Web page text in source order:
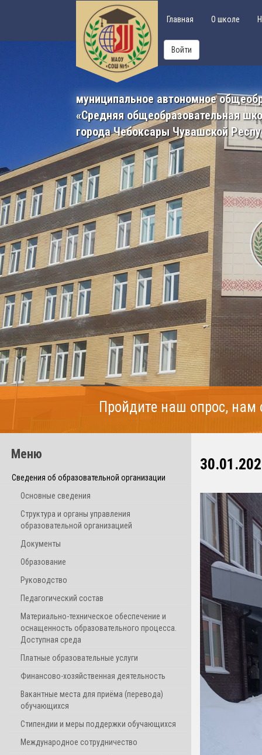
Главная О школе
Войти
муниципальное автономное
«Средняя общеобразовательная
города Чебоксары Чувашской
Пройдите наш опрос,
Меню
Сведения об образовательной организации
Основные сведения
Структура и органы управления
образовательной организацией
Документы
Образование
Руководство
Педагогический состав
Материально-техническое обеспечение и
оснащенность образовательного процесса.
Доступная среда
Платные образовательные услуги
Финансово-хозяйственная деятельность
Вакантные места для приёма (перевода)
обучающихся
Стипендии и меры поддержки обучающихся
Международное сотрудничество